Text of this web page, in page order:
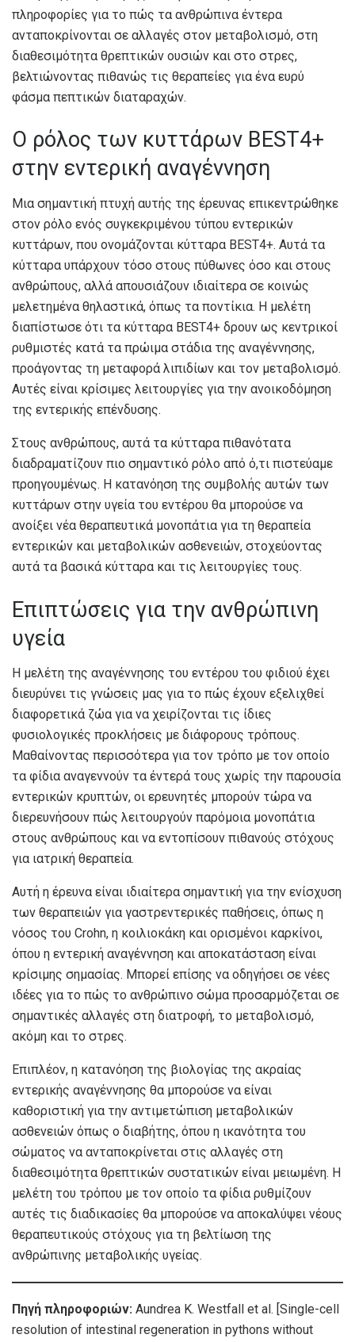
πληροφορίες για το πώς τα ανθρώπινα έντερα
ανταποκρίνονται σε αλλαγές στον μεταβολισμό, στη
διαθεσιμότητα θρεπτικών ουσιών και στο στρες,
βελτιώνοντας πιθανώς τις θεραπείες για ένα ευρύ
φάσμα πεπτικών διαταραχών.
Ο ρόλος των κυττάρων BEST4+
στην εντερική αναγέννηση
Μια σημαντική πτυχή αυτής της έρευνας επικεντρώθηκε
στον ρόλο ενός συγκεκριμένου τύπου εντερικών
κυττάρων, που ονομάζονται κύτταρα BEST4+. Αυτά τα
κύτταρα υπάρχουν τόσο στους πύθωνες όσο και στους
ανθρώπους, αλλά απουσιάζουν ιδιαίτερα σε κοινώς
μελετημένα θηλαστικά, όπως τα ποντίκια. Η μελέτη
διαπίστωσε ότι τα κύτταρα BEST4+ δρουν ως κεντρικοί
ρυθμιστές κατά τα πρώιμα στάδια της αναγέννησης,
προάγοντας τη μεταφορά λιπιδίων και τον μεταβολισμό.
Αυτές είναι κρίσιμες λειτουργίες για την ανοικοδόμηση
της εντερικής επένδυσης.
Στους ανθρώπους, αυτά τα κύτταρα πιθανότατα
διαδραματίζουν πιο σημαντικό ρόλο από ό,τι πιστεύαμε
προηγουμένως. Η κατανόηση της συμβολής αυτών των
κυττάρων στην υγεία του εντέρου θα μπορούσε να
ανοίξει νέα θεραπευτικά μονοπάτια για τη θεραπεία
εντερικών και μεταβολικών ασθενειών, στοχεύοντας
αυτά τα βασικά κύτταρα και τις λειτουργίες τους.
Επιπτώσεις για την ανθρώπινη
υγεία
Η μελέτη της αναγέννησης του εντέρου του φιδιού έχει
διευρύνει τις γνώσεις μας για το πώς έχουν εξελιχθεί
διαφορετικά ζώα για να χειρίζονται τις ίδιες
φυσιολογικές προκλήσεις με διάφορους τρόπους.
Μαθαίνοντας περισσότερα για τον τρόπο με τον οποίο
τα φίδια αναγεννούν τα έντερά τους χωρίς την παρουσία
εντερικών κρυπτών, οι ερευνητές μπορούν τώρα να
διερευνήσουν πώς λειτουργούν παρόμοια μονοπάτια
στους ανθρώπους και να εντοπίσουν πιθανούς στόχους
για ιατρική θεραπεία.
Αυτή η έρευνα είναι ιδιαίτερα σημαντική για την ενίσχυση
των θεραπειών για γαστρεντερικές παθήσεις, όπως η
νόσος του Crohn, η κοιλιοκάκη και ορισμένοι καρκίνοι,
όπου η εντερική αναγέννηση και αποκατάσταση είναι
κρίσιμης σημασίας. Μπορεί επίσης να οδηγήσει σε νέες
ιδέες για το πώς το ανθρώπινο σώμα προσαρμόζεται σε
σημαντικές αλλαγές στη διατροφή, το μεταβολισμό,
ακόμη και το στρες.
Επιπλέον, η κατανόηση της βιολογίας της ακραίας
εντερικής αναγέννησης θα μπορούσε να είναι
καθοριστική για την αντιμετώπιση μεταβολικών
ασθενειών όπως ο διαβήτης, όπου η ικανότητα του
σώματος να ανταποκρίνεται στις αλλαγές στη
διαθεσιμότητα θρεπτικών συστατικών είναι μειωμένη. Η
μελέτη του τρόπου με τον οποίο τα φίδια ρυθμίζουν
αυτές τις διαδικασίες θα μπορούσε να αποκαλύψει νέους
θεραπευτικούς στόχους για τη βελτίωση της
ανθρώπινης μεταβολικής υγείας.
Πηγή πληροφοριών: Aundrea K. Westfall et al. [Single-cell
resolution of intestinal regeneration in pythons without